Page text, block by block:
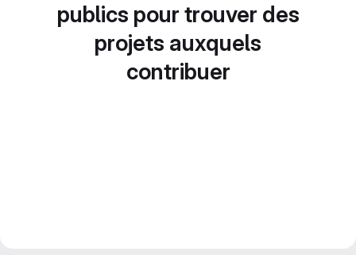
publics pour trouver des
projets auxquels
contribuer